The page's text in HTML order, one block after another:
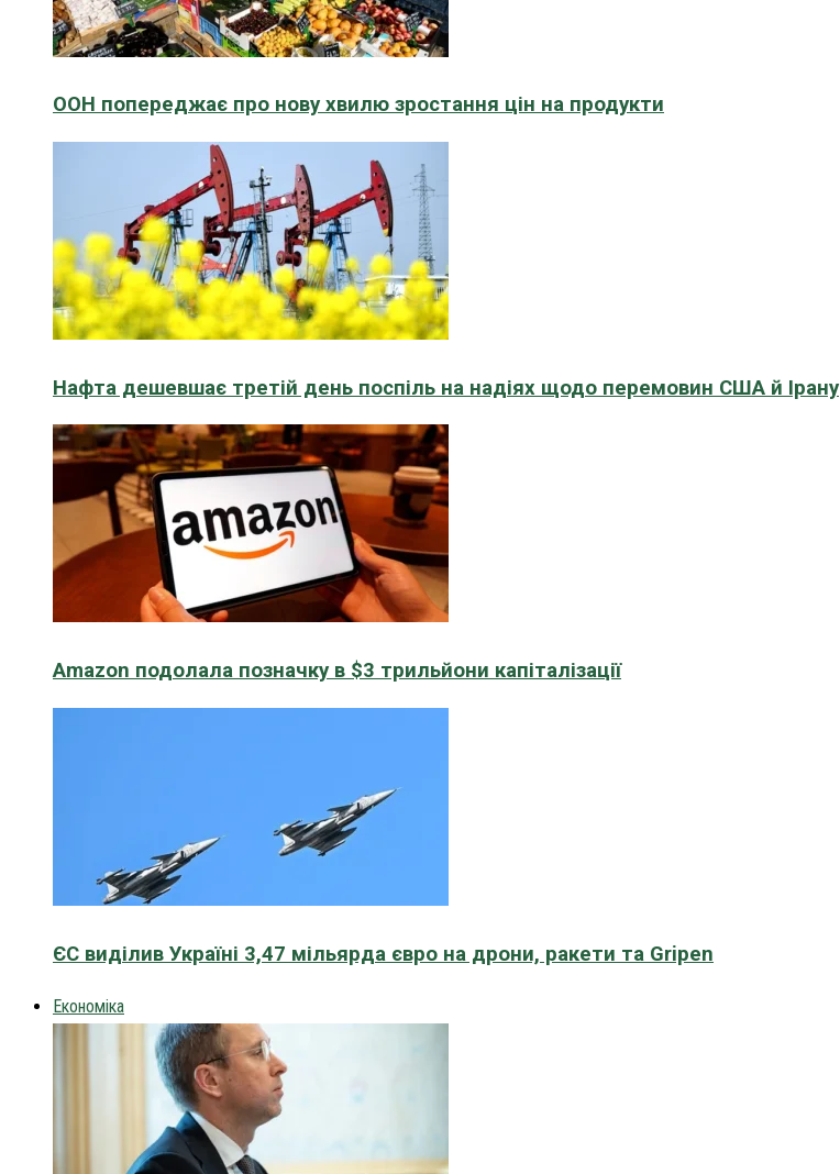
ООН попереджає про нову хвилю зростання цін на продукти
Нафта дешевшає третій день поспіль на надіях щодо перемовин США й Ірану
Amazon подолала позначку в $3 трильйони капіталізації
ЄС виділив Україні 3,47 мільярда євро на дрони, ракети та Gripen
Економіка